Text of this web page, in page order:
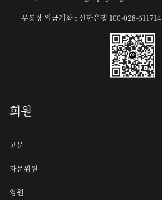
무통장 입금계좌 : 신한은행 100-028-611714
회원
고문
자문위원
임원